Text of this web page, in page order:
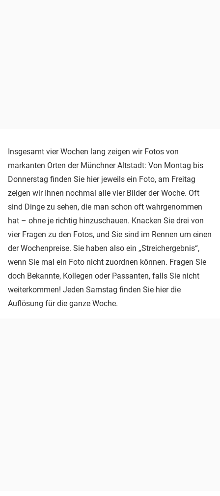
Insgesamt vier Wochen lang zeigen wir Fotos von
markanten Orten der Münchner Altstadt: Von Montag bis
Donnerstag finden Sie hier jeweils ein Foto, am Freitag
zeigen wir Ihnen nochmal alle vier Bilder der Woche. Oft
sind Dinge zu sehen, die man schon oft wahrgenommen
hat – ohne je richtig hinzuschauen. Knacken Sie drei von
vier Fragen zu den Fotos, und Sie sind im Rennen um einen
der Wochenpreise. Sie haben also ein „Streichergebnis“,
wenn Sie mal ein Foto nicht zuordnen können. Fragen Sie
doch Bekannte, Kollegen oder Passanten, falls Sie nicht
weiterkommen! Jeden Samstag finden Sie hier die
Auflösung für die ganze Woche.